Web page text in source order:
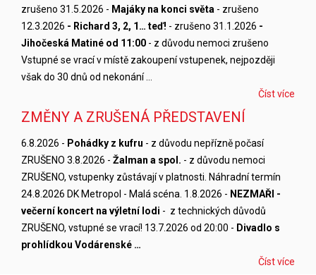
zrušeno 31.5.2026 - Majáky na konci světa - zrušeno
12.3.2026 - Richard 3, 2, 1… teď! - zrušeno 31.1.2026 -
Jihočeská Matiné od 11:00 - z důvodu nemoci zrušeno
Vstupné se vrací v místě zakoupení vstupenek, nejpozději
však do 30 dnů od nekonání …
Číst více
ZMĚNY A ZRUŠENÁ PŘEDSTAVENÍ
6.8.2026 - Pohádky z kufru - z důvodu nepřízně počasí
ZRUŠENO 3.8.2026 - Žalman a spol. - z důvodu nemoci
ZRUŠENO, vstupenky zůstávají v platnosti. Náhradní termín
24.8.2026 DK Metropol - Malá scéna. 1.8.2026 - NEZMAŘI -
večerní koncert na výletní lodi - z technických důvodů
ZRUŠENO, vstupné se vrací! 13.7.2026 od 20:00 - Divadlo s
prohlídkou Vodárenské …
Číst více